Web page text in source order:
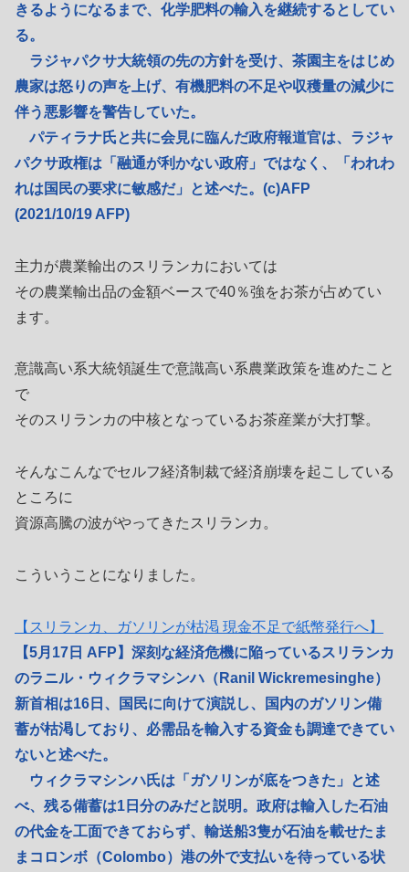
きるようになるまで、化学肥料の輸入を継続するとしてい
る。
ラジャパクサ大統領の先の方針を受け、茶園主をはじめ
農家は怒りの声を上げ、有機肥料の不足や収穫量の減少に
伴う悪影響を警告していた。
パティラナ氏と共に会見に臨んだ政府報道官は、ラジャ
パクサ政権は「融通が利かない政府」ではなく、「われわ
れは国民の要求に敏感だ」と述べた。(c)AFP
(2021/10/19 AFP)
主力が農業輸出のスリランカにおいては
その農業輸出品の金額ベースで40％強をお茶が占めてい
ます。
意識高い系大統領誕生で意識高い系農業政策を進めたこと
で
そのスリランカの中核となっているお茶産業が大打撃。
そんなこんなでセルフ経済制裁で経済崩壊を起こしている
ところに
資源高騰の波がやってきたスリランカ。
こういうことになりました。
【スリランカ、ガソリンが枯渇 現金不足で紙幣発行へ】
【5月17日 AFP】深刻な経済危機に陥っているスリランカ
のラニル・ウィクラマシンハ（Ranil Wickremesinghe）
新首相は16日、国民に向けて演説し、国内のガソリン備
蓄が枯渇しており、必需品を輸入する資金も調達できてい
ないと述べた。
ウィクラマシンハ氏は「ガソリンが底をつきた」と述
べ、残る備蓄は1日分のみだと説明。政府は輸入した石油
の代金を工面できておらず、輸送船3隻が石油を載せたま
まコロンボ（Colombo）港の外で支払いを待っている状